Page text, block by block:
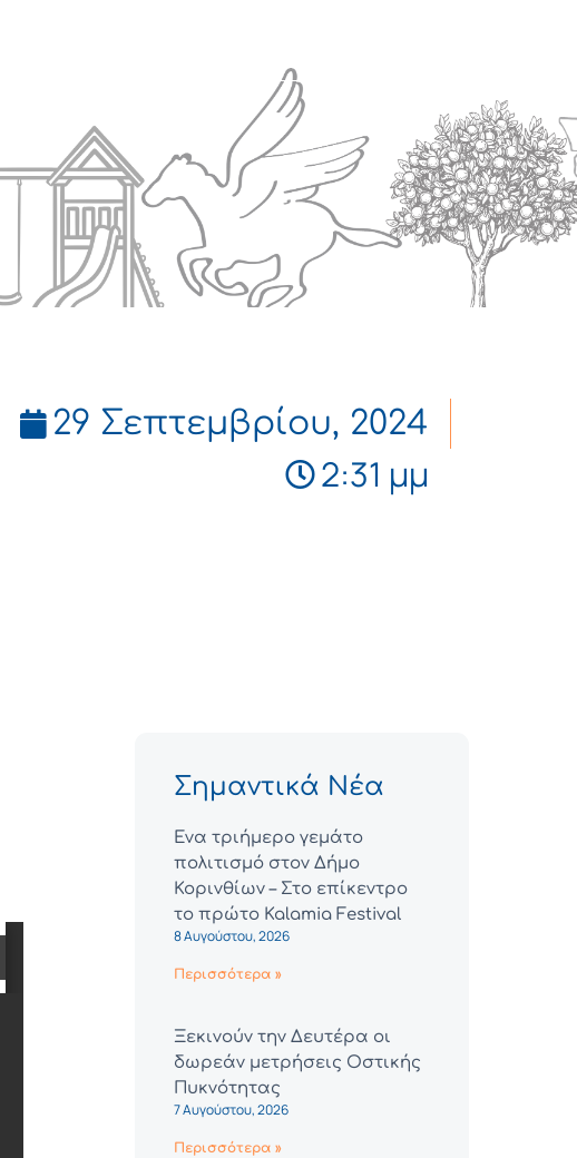
29 Σεπτεμβρίου, 2024
2:31 μμ
Σημαντικά Νέα
Ένα τριήμερο γεμάτο
πολιτισμό στον Δήμο
Κορινθίων – Στο επίκεντρο
το πρώτο Kalamia Festival
8 Αυγούστου, 2026
Περισσότερα »
Ξεκινούν την Δευτέρα οι
δωρεάν μετρήσεις Οστικής
Πυκνότητας
7 Αυγούστου, 2026
Περισσότερα »